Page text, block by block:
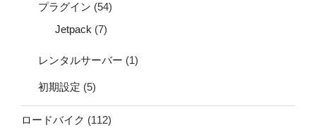
プラグイン (54)
Jetpack (7)
レンタルサーバー (1)
初期設定 (5)
ロードバイク (112)